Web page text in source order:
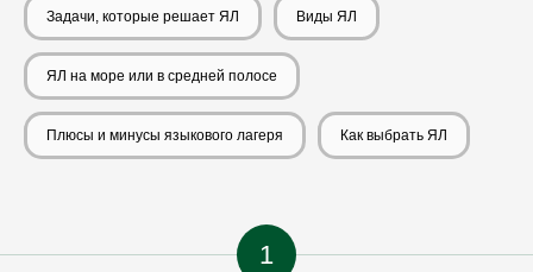
Задачи, которые решает ЯЛ Виды ЯЛ
ЯЛ на море или в средней полосе
Плюсы и минусы языкового лагеря Как выбрать ЯЛ
1